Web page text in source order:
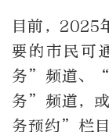
目前，2025
要的市民可
务”频道、“
务”频道，
务预约”栏